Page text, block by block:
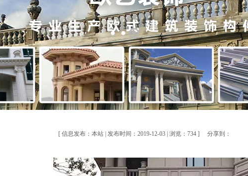
首页>>工程业绩
工程业绩
[ 信息发布：本站 | 发布时间：2019-12-03 | 浏览：734 ] 分享到：